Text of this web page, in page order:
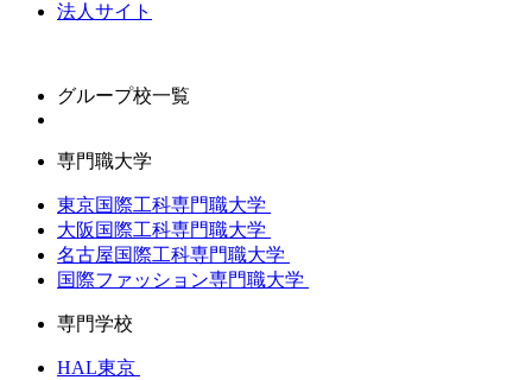
法人サイト
グループ校一覧
専門職大学
東京国際工科専門職大学
大阪国際工科専門職大学
名古屋国際工科専門職大学
国際ファッション専門職大学
専門学校
HAL東京